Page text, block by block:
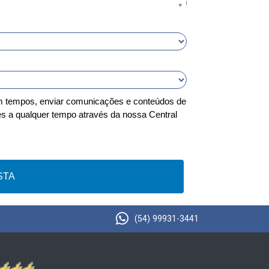
tempos, enviar comunicações e conteúdos de
a qualquer tempo através da nossa Central
(54) 99931-3441